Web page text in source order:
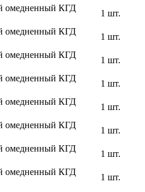
омедненный КГД
1 шт.
омедненный КГД
1 шт.
омедненный КГД
1 шт.
омедненный КГД
1 шт.
омедненный КГД
1 шт.
омедненный КГД
1 шт.
омедненный КГД
1 шт.
омедненный КГД
1 шт.